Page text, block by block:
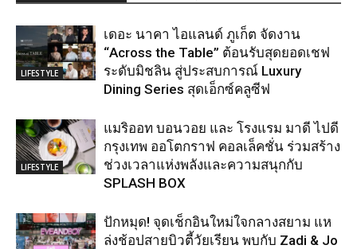
LIFESTYLE
เดอะ นาคา ไอแลนด์ ภูเก็ต จัดงาน
“Across the Table” ต้อนรับสุดยอดเชฟ
ระดับมิชลิน สู่ประสบการณ์ Luxury
Dining Series สุดเอ็กซ์คลูซีฟ
LIFESTYLE
แมริออท บอนวอย และ โรงแรม มาดี ไปดี
กรุงเทพ ออโตกราฟ คอลเล็คชั่น ร่วมสร้าง
ช่วงเวลาแห่งพลังและความสนุกกับ
SPLASH BOX
ปักหมุด! จุดเช็กอินใหม่ใจกลางสยาม แห
ล่งช้อปสายบิวตี้วัยเรียน พบกับ Zadi & Jo